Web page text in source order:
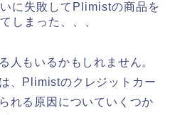
に失敗してPlimistの商品を
しまった、、、
人もいるかもしれません。
、Plimistのクレジットカー
れる原因についていくつか